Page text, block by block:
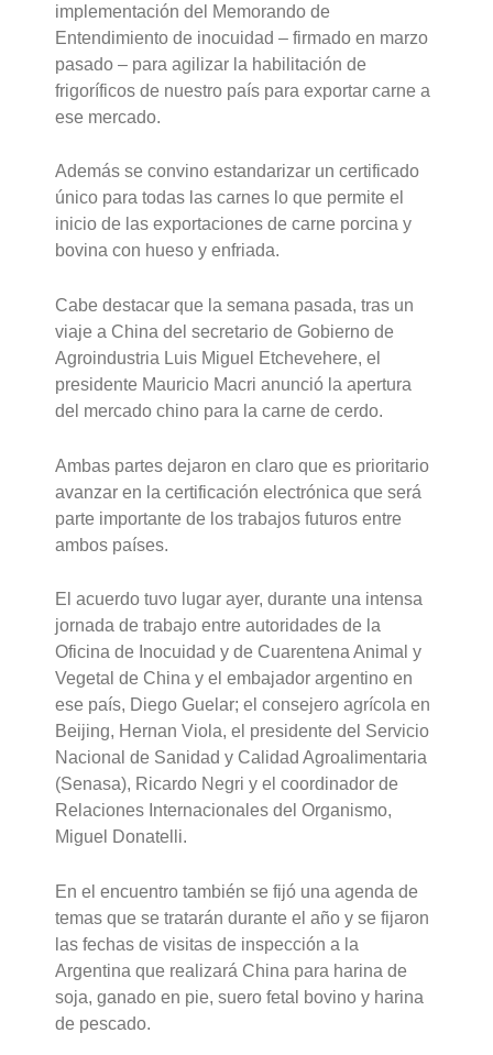
implementación del Memorando de
Entendimiento de inocuidad – firmado en marzo
pasado – para agilizar la habilitación de
frigoríficos de nuestro país para exportar carne a
ese mercado.
Además se convino estandarizar un certificado
único para todas las carnes lo que permite el
inicio de las exportaciones de carne porcina y
bovina con hueso y enfriada.
Cabe destacar que la semana pasada, tras un
viaje a China del secretario de Gobierno de
Agroindustria Luis Miguel Etchevehere, el
presidente Mauricio Macri anunció la apertura
del mercado chino para la carne de cerdo.
Ambas partes dejaron en claro que es prioritario
avanzar en la certificación electrónica que será
parte importante de los trabajos futuros entre
ambos países.
El acuerdo tuvo lugar ayer, durante una intensa
jornada de trabajo entre autoridades de la
Oficina de Inocuidad y de Cuarentena Animal y
Vegetal de China y el embajador argentino en
ese país, Diego Guelar; el consejero agrícola en
Beijing, Hernan Viola, el presidente del Servicio
Nacional de Sanidad y Calidad Agroalimentaria
(Senasa), Ricardo Negri y el coordinador de
Relaciones Internacionales del Organismo,
Miguel Donatelli.
En el encuentro también se fijó una agenda de
temas que se tratarán durante el año y se fijaron
las fechas de visitas de inspección a la
Argentina que realizará China para harina de
soja, ganado en pie, suero fetal bovino y harina
de pescado.